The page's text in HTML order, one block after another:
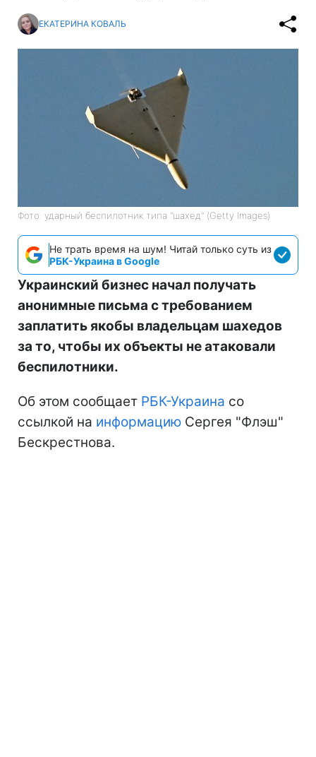
ЕКАТЕРИНА КОВАЛЬ
Фото: ударный беспилотник типа "шахед" (Getty Images)
Не трать время на шум! Читай только суть из
РБК-Украина в Google
Украинский бизнес начал получать
анонимные письма с требованием
заплатить якобы владельцам шахедов
за то, чтобы их объекты не атаковали
беспилотники.
Об этом сообщает РБК-Украина со
ссылкой на информацию Сергея "Флэш"
Бескрестнова.